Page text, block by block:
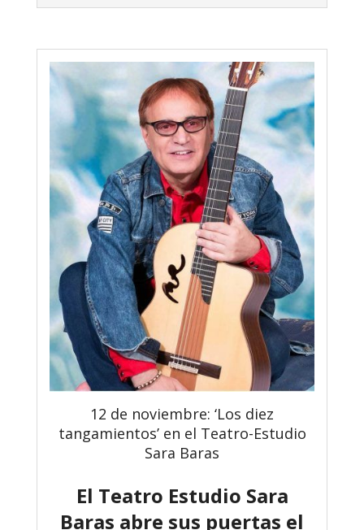
12 de noviembre: ‘Los diez
tangamientos’ en el Teatro-Estudio
Sara Baras
El Teatro Estudio Sara
Baras abre sus puertas el